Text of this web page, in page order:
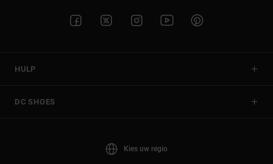
HULP
DC SHOES
Kies uw regio